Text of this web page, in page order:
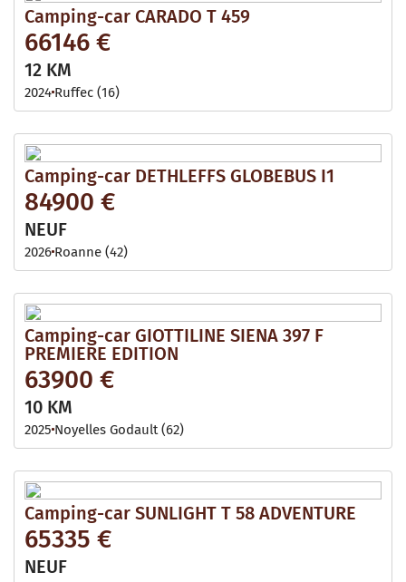
Camping-car CARADO T 459
66146 €
12 KM
2024 Ruffec (16)
Camping-car DETHLEFFS GLOBEBUS I1
84900 €
NEUF
2026 Roanne (42)
Camping-car GIOTTILINE SIENA 397 F
PREMIERE EDITION
63900 €
10 KM
2025 Noyelles Godault (62)
Camping-car SUNLIGHT T 58 ADVENTURE
65335 €
NEUF